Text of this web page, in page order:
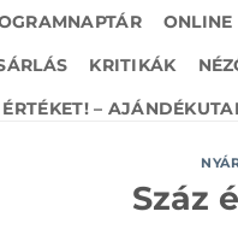
ONLINE
KRITIKÁK
–
Száz